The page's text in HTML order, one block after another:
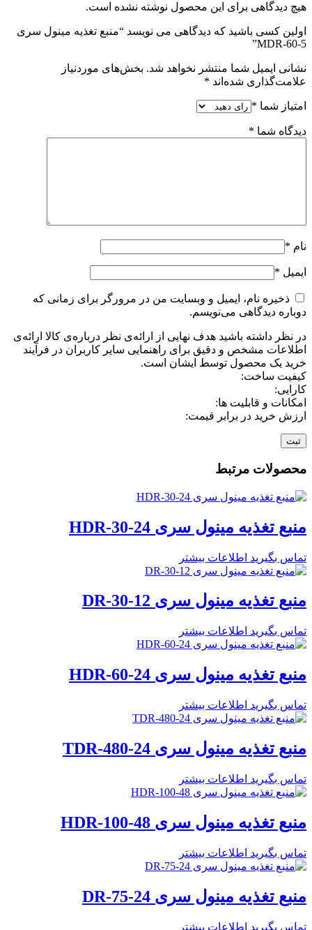
هیچ دیدگاهی برای این محصول نوشته نشده است.
اولین کسی باشید که دیدگاهی می نویسد “منبع تغذیه مینول سری
MDR-60-5”
نشانی ایمیل شما منتشر نخواهد شد. بخش‌های موردنیاز
علامت‌گذاری شده‌اند *
امتیاز شما *
دیدگاه شما *
نام *
ایمیل *
ذخیره نام، ایمیل و وبسایت من در مرورگر برای زمانی که
دوباره دیدگاهی می‌نویسم.
در نظر داشته باشید هدف نهایی از ارائه‌ی نظر درباره‌ی کالا ارائه‌ی
اطلاعات مشخص و دقیق برای راهنمایی سایر کاربران در فرآیند
خرید یک محصول توسط ایشان است.
کیفیت ساخت:
کارایی:
امکانات و قابلیت ها:
ارزش خرید در برابر قیمت:
محصولات مرتبط
منبع تغذیه مینول سری HDR-30-24
تماس بگیرید اطلاعات بیشتر
منبع تغذیه مینول سری DR-30-12
تماس بگیرید اطلاعات بیشتر
منبع تغذیه مینول سری HDR-60-24
تماس بگیرید اطلاعات بیشتر
منبع تغذیه مینول سری TDR-480-24
تماس بگیرید اطلاعات بیشتر
منبع تغذیه مینول سری HDR-100-48
تماس بگیرید اطلاعات بیشتر
منبع تغذیه مینول سری DR-75-24
تماس بگیرید اطلاعات بیشتر